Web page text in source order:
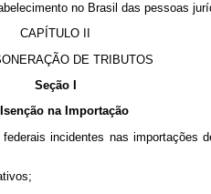
no Brasil das pessoas
CAPÍTULO II
DE TRIBUTOS
Seção I
Isenção na Importação
incidentes nas